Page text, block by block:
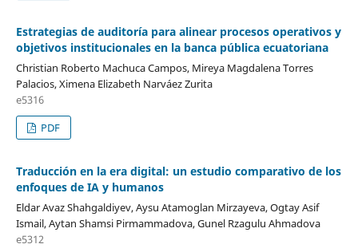
Estrategias de auditoría para alinear procesos operativos y
objetivos institucionales en la banca pública ecuatoriana
Christian Roberto Machuca Campos, Mireya Magdalena Torres
Palacios, Ximena Elizabeth Narváez Zurita
e5316
PDF
Traducción en la era digital: un estudio comparativo de los
enfoques de IA y humanos
Eldar Avaz Shahgaldiyev, Aysu Atamoglan Mirzayeva, Ogtay Asif
Ismail, Aytan Shamsi Pirmammadova, Gunel Rzagulu Ahmadova
e5312